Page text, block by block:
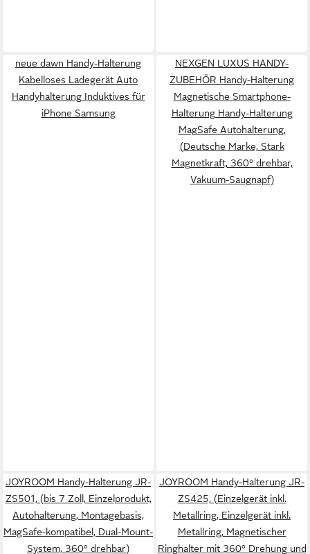
neue dawn Handy-Halterung
Kabelloses Ladegerät Auto
Handyhalterung Induktives für
iPhone Samsung
NEXGEN LUXUS HANDY-
ZUBEHÖR Handy-Halterung
Magnetische Smartphone-
Halterung Handy-Halterung
MagSafe Autohalterung,
(Deutsche Marke, Stark
Magnetkraft, 360° drehbar,
Vakuum-Saugnapf)
JOYROOM Handy-Halterung JR-
ZS501, (bis 7 Zoll, Einzelprodukt,
Autohalterung, Montagebasis,
MagSafe-kompatibel, Dual-Mount-
System, 360° drehbar)
JOYROOM Handy-Halterung JR-
ZS425, (Einzelgerät inkl.
Metallring, Einzelgerät inkl.
Metallring, Magnetischer
Ringhalter mit 360° Drehung und